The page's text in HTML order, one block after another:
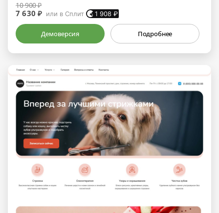
10 900 ₽
7 630 ₽ или в Сплит 1 908 ₽
Демоверсия Подробнее